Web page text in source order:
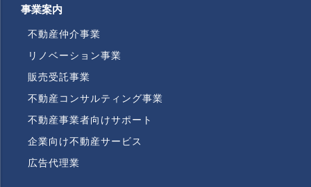
事業案内
不動産仲介事業
リノベーション事業
販売受託事業
不動産コンサルティング事業
不動産事業者向けサポート
企業向け不動産サービス
広告代理業